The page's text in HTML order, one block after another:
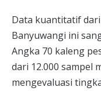
Data kuantitatif
Banyuwangi ini
Angka 70 kaleng
dari 12.000 sampel
mengevaluasi